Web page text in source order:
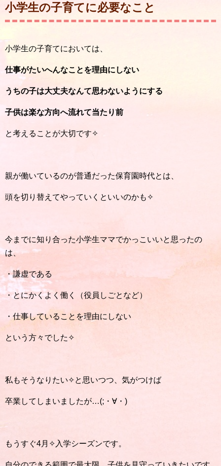
小学生の子育てに必要なこと
小学生の子育てにおいては、
仕事がたいへんなことを理由にしない
うちの子は大丈夫なんて思わないようにする
子供は楽な方向へ流れて当たり前
と考えることが大切です✧
親が働いているのが普通だった保育園時代とは、
頭を切り替えてやっていくといいのかも✧
今までに知り合った小学生ママでかっこいいと思ったの
は、
・謙虚である
・とにかくよく働く（役員しごとなど）
・仕事していることを理由にしない
という方々でした✧
私もそうなりたい✧と思いつつ、気がつけば
卒業してしまいましたが…(;・∀・)
もうすぐ4月✧入学シーズンです。